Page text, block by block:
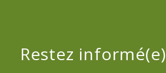
Restez informé(e)